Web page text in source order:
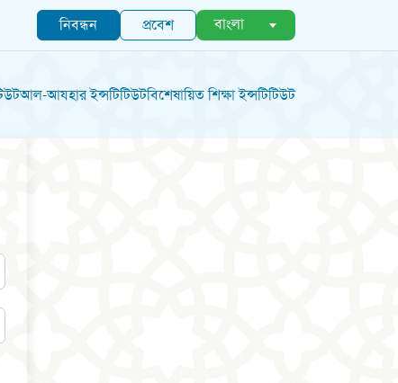
নিবন্ধন প্রবেশ বাংলা
আল-আযহার ইন্সটিটিউটবিশেষায়িত শিক্ষা ইন্সটিটিউট